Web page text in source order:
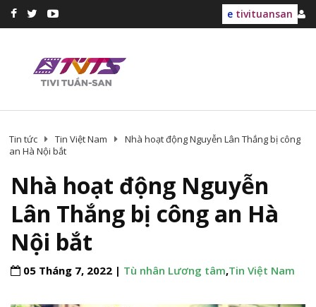
e tivituansan
Tin tức Tin Việt Nam
Nhà hoạt động Nguyễn Lân Thắng bị công
an Hà Nội bắt
Nhà hoạt động Nguyễn
Lân Thắng bị công an Hà
Nội bắt
05 Tháng 7, 2022 | Tù nhân Lương tâm,Tin Việt Nam